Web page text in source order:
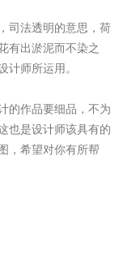
法透明的意思，荷
有出淤泥而不染之
计师所运用。
作品要细品，不为
也是设计师该具有的
，希望对你有所帮